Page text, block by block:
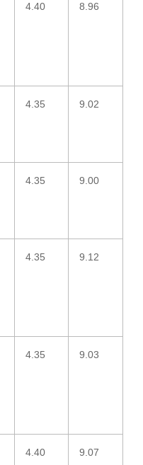
4.40 8.96
4.35 9.02
4.35 9.00
4.35 9.12
4.35 9.03
4.40 9.07